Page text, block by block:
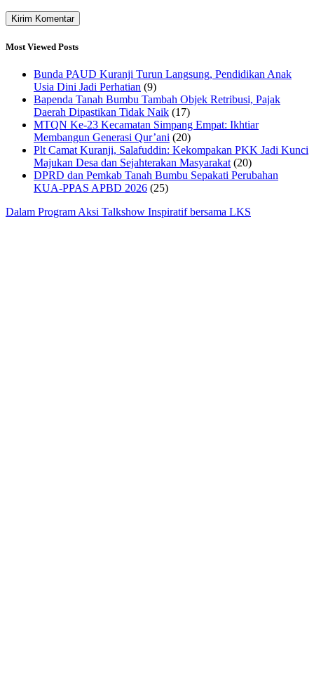
Most Viewed Posts
Bunda PAUD Kuranji Turun Langsung, Pendidikan Anak
Usia Dini Jadi Perhatian (9)
Bapenda Tanah Bumbu Tambah Objek Retribusi, Pajak
Daerah Dipastikan Tidak Naik (17)
MTQN Ke-23 Kecamatan Simpang Empat: Ikhtiar
Membangun Generasi Qur’ani (20)
Plt Camat Kuranji, Salafuddin: Kekompakan PKK Jadi Kunci
Majukan Desa dan Sejahterakan Masyarakat (20)
DPRD dan Pemkab Tanah Bumbu Sepakati Perubahan
KUA-PPAS APBD 2026 (25)
Dalam Program Aksi Talkshow Inspiratif bersama LKS